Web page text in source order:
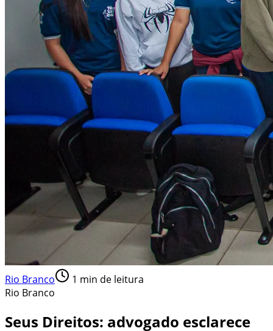
Rio Branco 1 min de leitura
Rio Branco
Seus Direitos: advogado esclarece